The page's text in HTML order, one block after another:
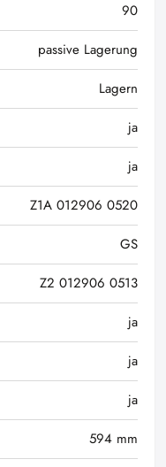
90
passive Lagerung
Lagern
ja
ja
Z1A 012906 0520
GS
Z2 012906 0513
ja
ja
ja
594 mm